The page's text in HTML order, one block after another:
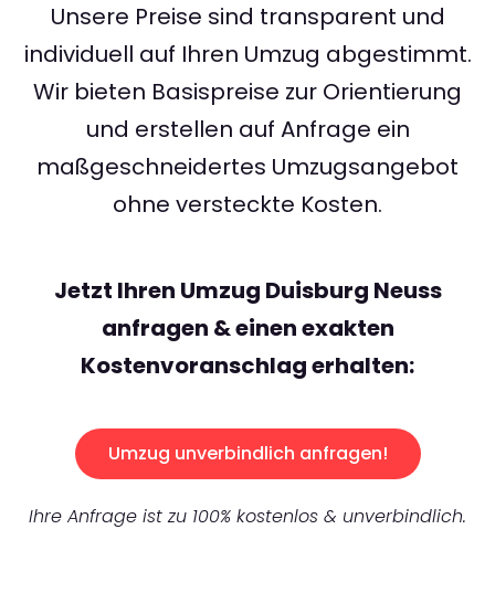
Unsere Preise sind transparent und
individuell auf Ihren Umzug abgestimmt.
Wir bieten Basispreise zur Orientierung
und erstellen auf Anfrage ein
maßgeschneidertes Umzugsangebot
ohne versteckte Kosten.
Jetzt Ihren Umzug Duisburg Neuss
anfragen & einen exakten
Kostenvoranschlag erhalten:
Umzug unverbindlich anfragen!
Ihre Anfrage ist zu 100% kostenlos & unverbindlich.